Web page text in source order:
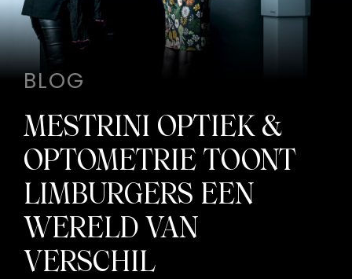
BLOG
MESTRINI OPTIEK &
OPTOMETRIE TOONT
LIMBURGERS EEN
WERELD VAN
VERSCHIL